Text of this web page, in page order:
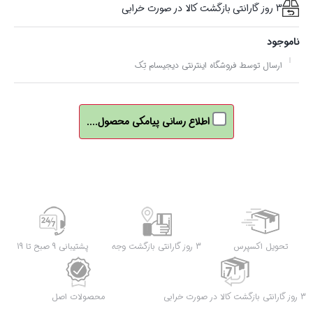
3 روز گارانتی بازگشت کالا در صورت خرابی
ناموجود
ارسال توسط فروشگاه اینترنتی دیجیسام تِک
اطلاع رسانی پیامکی محصول....
تحویل اکسپرس 3 روز گارانتی بازگشت وجه پشتیبانی 9 صبح تا 19
3 روز گارانتی بازگشت کالا در صورت خرابی محصولات اصل